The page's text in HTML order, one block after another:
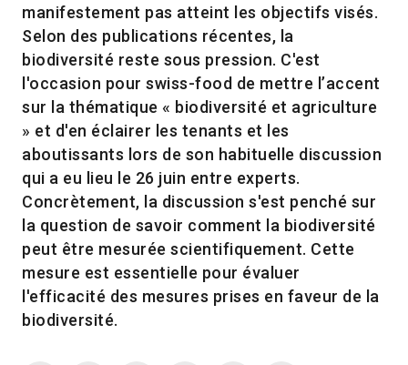
manifestement pas atteint les objectifs visés.
Selon des publications récentes, la
biodiversité reste sous pression. C'est
l'occasion pour swiss-food de mettre l’accent
sur la thématique « biodiversité et agriculture
» et d'en éclairer les tenants et les
aboutissants lors de son habituelle discussion
qui a eu lieu le 26 juin entre experts.
Concrètement, la discussion s'est penché sur
la question de savoir comment la biodiversité
peut être mesurée scientifiquement. Cette
mesure est essentielle pour évaluer
l'efficacité des mesures prises en faveur de la
biodiversité.